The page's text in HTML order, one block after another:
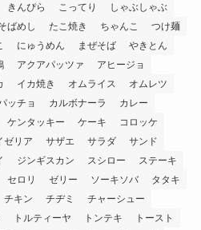
きんぴら こってり
しゃぶしゃぶ
ばめし たこ焼き ちゃんこ
つけ麺
にゅうめん まぜそば
やきとん
アクアパッツァ
アヒージョ
イカ焼き オムライス
オムレツ
ッチョ カルボナーラ
カレー
ケンタッキー ケーキ
コロッケ
ゼリア サザエ サラダ
サンド
ジンギスカン スシロー
ステーキ
セロリ ゼリー ソーキソバ
タタキ
チキン チヂミ
チャーシュー
トルティーヤ トンテキ
トースト